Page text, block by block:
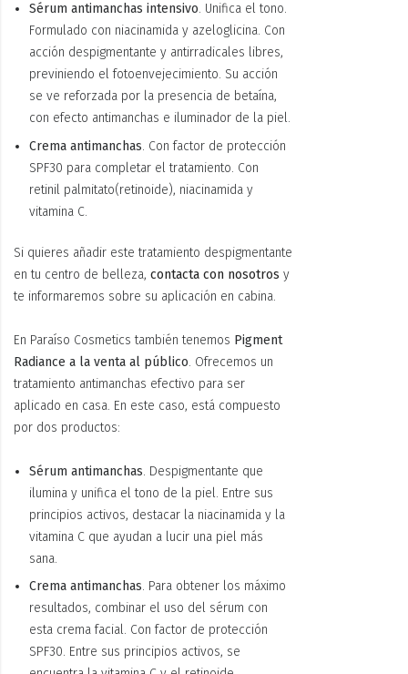
Sérum antimanchas intensivo. Unifica el tono.
Formulado con niacinamida y azeloglicina. Con
acción despigmentante y antirradicales libres,
previniendo el fotoenvejecimiento. Su acción
se ve reforzada por la presencia de betaína,
con efecto antimanchas e iluminador de la piel.
Crema antimanchas. Con factor de protección
SPF30 para completar el tratamiento. Con
retinil palmitato(retinoide), niacinamida y
vitamina C.
Si quieres añadir este tratamiento despigmentante
en tu centro de belleza, contacta con nosotros y
te informaremos sobre su aplicación en cabina.
En Paraíso Cosmetics también tenemos Pigment
Radiance a la venta al público. Ofrecemos un
tratamiento antimanchas efectivo para ser
aplicado en casa. En este caso, está compuesto
por dos productos:
Sérum antimanchas. Despigmentante que
ilumina y unifica el tono de la piel. Entre sus
principios activos, destacar la niacinamida y la
vitamina C que ayudan a lucir una piel más
sana.
Crema antimanchas. Para obtener los máximo
resultados, combinar el uso del sérum con
esta crema facial. Con factor de protección
SPF30. Entre sus principios activos, se